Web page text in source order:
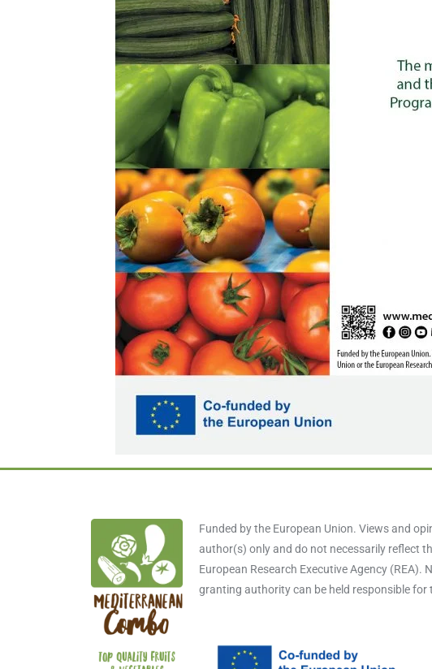
Funded by the European Union. Views and
author(s) only and do not necessarily reflect
European Research Executive Agency (REA).
granting authority can be held responsible for